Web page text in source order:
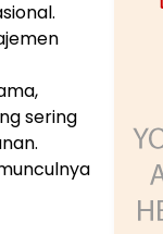
sering